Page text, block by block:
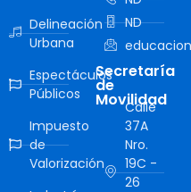
Delineación
Urbana
Espectáculos
Públicos
Impuesto
de
Valorización
ND
Secretaría
de
Movilidad
Calle
37A
Nro.
19C -
26